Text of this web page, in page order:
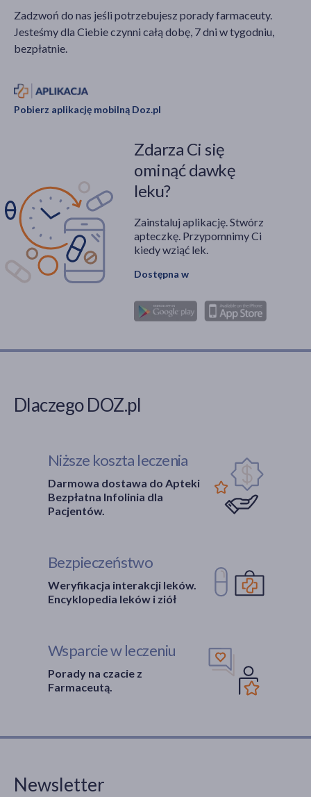
Zadzwoń do nas jeśli potrzebujesz porady farmaceuty.
Jesteśmy dla Ciebie czynni całą dobę, 7 dni w tygodniu,
bezpłatnie.
Pobierz aplikację mobilną Doz.pl
Zdarza Ci się
ominąć dawkę
leku?
Zainstaluj aplikację. Stwórz
apteczkę. Przypomnimy Ci
kiedy wziąć lek.
Dostępna w
Dlaczego DOZ.pl
Niższe koszta leczenia
Darmowa dostawa do Apteki
Bezpłatna Infolinia dla
Pacjentów.
Bezpieczeństwo
Weryfikacja interakcji leków.
Encyklopedia leków i ziół
Wsparcie w leczeniu
Porady na czacie z
Farmaceutą.
Newsletter